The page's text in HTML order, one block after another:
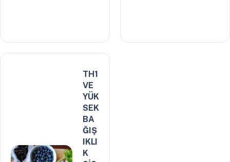
TH1
VE
YÜK
SEK
BA
ĞIŞ
IKLI
K